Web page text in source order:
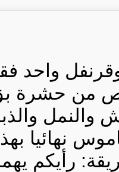
واحد
من حشرة
والنمل
نهائيا
رأيكم